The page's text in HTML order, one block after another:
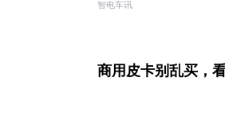
智电车讯
商用皮卡别乱买，